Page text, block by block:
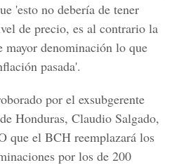
'esto no debería de tener
de precio, es al contrario la
denominación lo que
pasada'.
por el exsubgerente
Honduras, Claudio Salgado,
que el BCH reemplazará los
por los de 200